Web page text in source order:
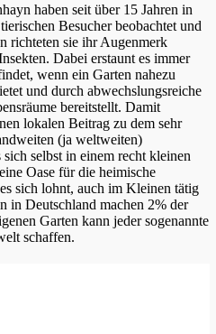
haben seit über 15 Jahren in
Besucher beobachtet und
richteten sie ihr Augenmerk
Dabei erstaunt es immer
wenn ein Garten nahezu
und durch abwechslungsreiche
bereitstellt. Damit
lokalen Beitrag zu dem sehr
(ja weltweiten)
selbst in einem recht kleinen
Oase für die heimische
sich lohnt, auch im Kleinen tätig
in Deutschland machen 2% der
Garten kann jeder sogenannte
schaffen.